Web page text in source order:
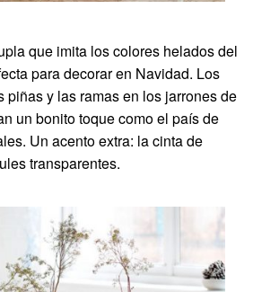
que imita los colores helados del
para decorar en Navidad. Los
piñas y las ramas en los jarrones de
un bonito toque como el país de
Un acento extra: la cinta de
transparentes.